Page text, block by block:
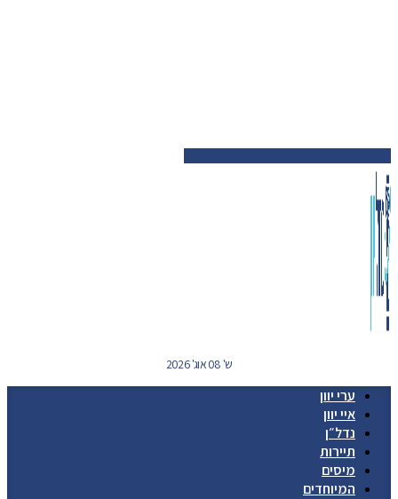
ש' 08 אוג' 2026
ערי יוון
איי יוון
נדל״ן
תיירות
מיסים
המיוחדים